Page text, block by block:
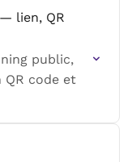
lien, QR
public,
QR code et